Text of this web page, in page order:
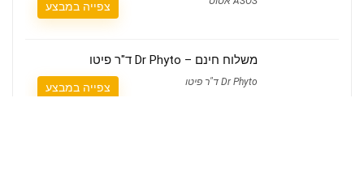
צפייה במבצע
משלוח חינם – Dr Phyto ד"ר פיטו
Dr Phyto ד"ר פיטו צפייה במבצע